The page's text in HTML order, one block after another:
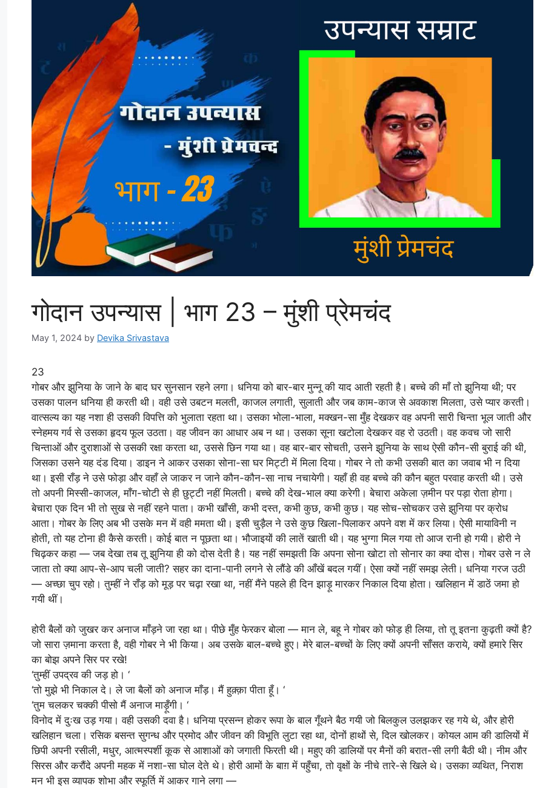
गोदान उपन्यास | भाग 23 – मुंशी प्रेमचंद
May 1, 2024 by Devika Srivastava
23
गोबर और झुनिया के जाने के बाद घर सुनसान रहने लगा। धनिया को बार-बार मुन्नू की याद आती रहती है। बच्चे की माँ तो झुनिया थी; पर
उसका पालन धनिया ही करती थी। वही उसे उबटन मलती, काजल लगाती, सुलाती और जब काम-काज से अवकाश मिलता, उसे प्यार करती।
वात्सल्य का यह नशा ही उसकी विपत्ति को भुलाता रहता था। उसका भोला-भाला, मक्खन-सा मुँह देखकर वह अपनी सारी चिन्ता भूल जाती और
स्नेहमय गर्व से उसका हृदय फूल उठता। वह जीवन का आधार अब न था। उसका सूना खटोला देखकर वह रो उठती। वह कवच जो सारी
चिन्ताओं और दुराशाओं से उसकी रक्षा करता था, उससे छिन गया था। वह बार-बार सोचती, उसने झुनिया के साथ ऐसी कौन-सी बुराई की थी,
जिसका उसने यह दंड दिया। डाइन ने आकर उसका सोना-सा घर मिट्टी में मिला दिया। गोबर ने तो कभी उसकी बात का जवाब भी न दिया
था। इसी राँड़ ने उसे फोड़ा और वहाँ ले जाकर न जाने कौन-कौन-सा नाच नचायेगी। यहाँ ही वह बच्चे की कौन बहुत परवाह करती थी। उसे
तो अपनी मिस्सी-काजल, माँग-चोटी से ही छुट्टी नहीं मिलती। बच्चे की देख-भाल क्या करेगी। बेचारा अकेला ज़मीन पर पड़ा रोता होगा।
बेचारा एक दिन भी तो सुख से नहीं रहने पाता। कभी खाँसी, कभी दस्त, कभी कुछ, कभी कुछ। यह सोच-सोचकर उसे झुनिया पर क्रोध
आता। गोबर के लिए अब भी उसके मन में वही ममता थी। इसी चुड़ैल ने उसे कुछ खिला-पिलाकर अपने वश में कर लिया। ऐसी मायाविनी न
होती, तो यह टोना ही कैसे करती। कोई बात न पूछता था। भौजाइयों की लातें खाती थी। यह भुग्गा मिल गया तो आज रानी हो गयी। होरी ने
चिढ़कर कहा — जब देखा तब तू झुनिया ही को दोस देती है। यह नहीं समझती कि अपना सोना खोटा तो सोनार का क्या दोस। गोबर उसे न ले
जाता तो क्या आप-से-आप चली जाती? सहर का दाना-पानी लगने से लौंडे की आँखें बदल गयीं। ऐसा क्यों नहीं समझ लेती। धनिया गरज उठी
— अच्छा चुप रहो। तुम्हीं ने राँड़ को मूड़ पर चढ़ा रखा था, नहीं मैंने पहले ही दिन झाड़ू मारकर निकाल दिया होता। खलिहान में डाठें जमा हो
गयी थीं।
होरी बैलों को जुखर कर अनाज माँड़ने जा रहा था। पीछे मुँह फेरकर बोला — मान ले, बहू ने गोबर को फोड़ ही लिया, तो तू इतना कुढ़ती क्यों है?
जो सारा ज़माना करता है, वही गोबर ने भी किया। अब उसके बाल-बच्चे हुए। मेरे बाल-बच्चों के लिए क्यों अपनी साँसत कराये, क्यों हमारे सिर
का बोझ अपने सिर पर रखे!
‘तुम्हीं उपद्रव की जड़ हो। ‘
‘तो मुझे भी निकाल दे। ले जा बैलों को अनाज माँड़। मैं हुक़्क़ा पीता हूँ। ‘
‘तुम चलकर चक्की पीसो मैं अनाज माड़ूँगी। ‘
विनोद में दुःख उड़ गया। वही उसकी दवा है। धनिया प्रसन्न होकर रूपा के बाल गूँथने बैठ गयी जो बिलकुल उलझकर रह गये थे, और होरी
खलिहान चला। रसिक बसन्त सुगन्ध और प्रमोद और जीवन की विभूति लुटा रहा था, दोनों हाथों से, दिल खोलकर। कोयल आम की डालियों में
छिपी अपनी रसीली, मधुर, आत्मस्पर्शी कूक से आशाओं को जगाती फिरती थी। महुए की डालियों पर मैनों की बरात-सी लगी बैठी थी। नीम और
सिरस और करौंदे अपनी महक में नशा-सा घोल देते थे। होरी आमों के बाग़ में पहुँचा, तो वृक्षों के नीचे तारे-से खिले थे। उसका व्यथित, निराश
मन भी इस व्यापक शोभा और स्फूर्ति में आकर गाने लगा —